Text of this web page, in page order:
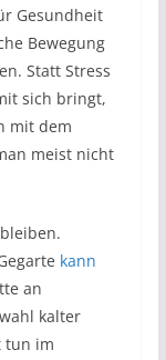
Gesundheit
Bewegung
Statt Stress
sich bringt,
mit dem
meist nicht
kann
an
kalter
tun im